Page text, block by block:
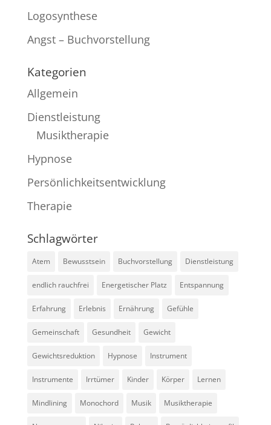
Logosynthese
Angst – Buchvorstellung
Kategorien
Allgemein
Dienstleistung
Musiktherapie
Hypnose
Persönlichkeitsentwicklung
Therapie
Schlagwörter
Atem Bewusstsein Buchvorstellung Dienstleistung
endlich rauchfrei Energetischer Platz Entspannung
Erfahrung Erlebnis Ernährung Gefühle
Gemeinschaft Gesundheit Gewicht
Gewichtsreduktion Hypnose Instrument
Instrumente Irrtümer Kinder Körper Lernen
Mindlining Monochord Musik Musiktherapie